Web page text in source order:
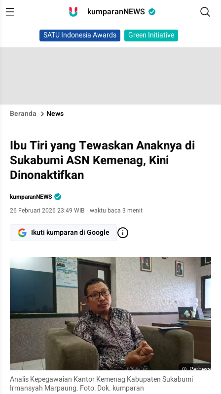
kumparanNEWS
SATU Indonesia Awards Green Initiative
Beranda News
Ibu Tiri yang Tewaskan Anaknya di
Sukabumi ASN Kemenag, Kini
Dinonaktifkan
kumparanNEWS
26 Februari 2026 23:49 WIB · waktu baca 3 menit
Ikuti kumparan di Google
Perbesar
Analis Kepegawaian Kantor Kemenag Kabupaten Sukabumi
Irmansyah Marpaung. Foto: Dok. kumparan